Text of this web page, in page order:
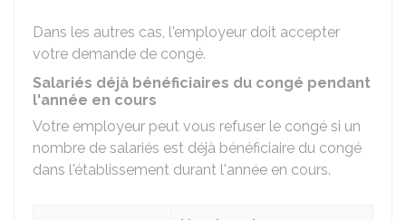
Dans les autres cas, l'employeur doit accepter
votre demande de congé.
Salariés déjà bénéficiaires du congé pendant
l'année en cours
Votre employeur peut vous refuser le congé si un
nombre de salariés est déjà bénéficiaire du congé
dans l'établissement durant l'année en cours.